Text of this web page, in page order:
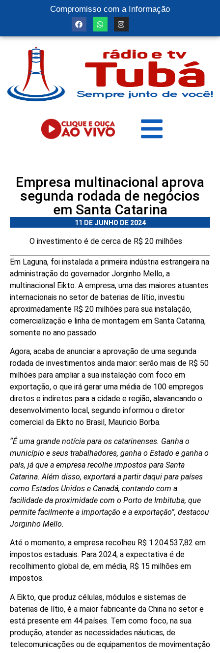
Compromisso com a Informação
Empresa multinacional aprova
segunda rodada de negócios
em Santa Catarina
11 DE JUNHO DE 2024
O investimento é de cerca de R$ 20 milhões
Em Laguna, foi instalada a primeira indústria estrangeira na
administração do governador Jorginho Mello, a
multinacional Eikto. A empresa, uma das maiores atuantes
internacionais no setor de baterias de lítio, investiu
aproximadamente R$ 20 milhões para sua instalação,
comercialização e linha de montagem em Santa Catarina,
somente no ano passado.
Agora, acaba de anunciar a aprovação de uma segunda
rodada de investimentos ainda maior: serão mais de R$ 50
milhões para ampliar a sua instalação com foco em
exportação, o que irá gerar uma média de 100 empregos
diretos e indiretos para a cidade e região, alavancando o
desenvolvimento local, segundo informou o diretor
comercial da Eikto no Brasil, Mauricio Borba.
“É uma grande notícia para os catarinenses. Ganha o
município e seus trabalhadores, ganha o Estado e ganha o
país, já que a empresa recolhe impostos para Santa
Catarina. Além disso, exportará a partir daqui para países
como Estados Unidos e Canadá, contando com a
facilidade da proximidade com o Porto de Imbituba, que
permite facilmente a importação e a exportação”, destacou
Jorginho Mello.
Até o momento, a empresa recolheu R$ 1.204.537,82 em
impostos estaduais. Para 2024, a expectativa é de
recolhimento global de, em média, R$ 15 milhões em
impostos.
A Eikto, que produz células, módulos e sistemas de
baterias de lítio, é a maior fabricante da China no setor e
está presente em 44 países. Tem como foco, na sua
produção, atender as necessidades náuticas, de
telecomunicações ou de equipamentos de movimentação